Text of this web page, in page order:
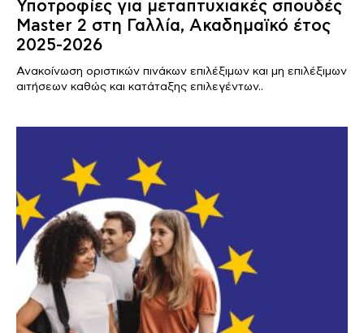
Υποτροφίες για μεταπτυχιακές σπουδές
Master 2 στη Γαλλία, Ακαδημαϊκό έτος
2025-2026
Ανακοίνωση οριστικών πινάκων επιλέξιμων και μη επιλέξιμων
αιτήσεων καθώς και κατάταξης επιλεγέντων..